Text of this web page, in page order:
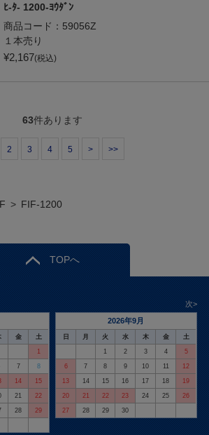
ﾋ-ﾀ- 1200-ﾖｳﾀﾞﾝ
商品コード： 59056Z
１本売り
¥2,167(税込)
63件あります
2 3 4 5 > >>
> FIF-1200
TOPへ
次>
金 土
1
7 8
14 15
21 22
28 29
2026年9月
日 月 火 水 木 金 土
1 2 3 4 5
6 7 8 9 10 11 12
13 14 15 16 17 18 19
20 21 22 23 24 25 26
27 28 29 30